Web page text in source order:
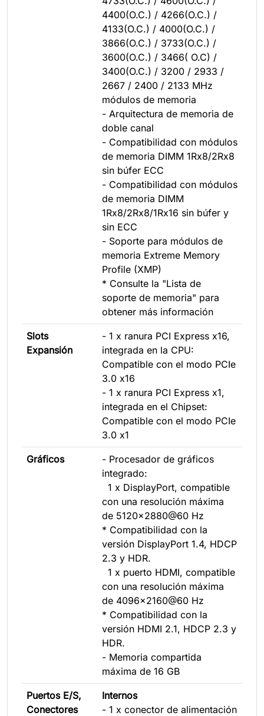
4400(O.C.) / 4266(O.C.) /
4133(O.C.) / 4000(O.C.) /
3866(O.C.) / 3733(O.C.) /
3600(O.C.) / 3466( O.C) /
3400(O.C.) / 3200 / 2933 /
2667 / 2400 / 2133 MHz
módulos de memoria
- Arquitectura de memoria de
doble canal
- Compatibilidad con módulos
de memoria DIMM 1Rx8/2Rx8
sin búfer ECC
- Compatibilidad con módulos
de memoria DIMM
1Rx8/2Rx8/1Rx16 sin búfer y
sin ECC
- Soporte para módulos de
memoria Extreme Memory
Profile (XMP)
* Consulte la "Lista de
soporte de memoria" para
obtener más información
Slots
Expansión
- 1 x ranura PCI Express x16,
integrada en la CPU:
Compatible con el modo PCIe
3.0 x16
- 1 x ranura PCI Express x1,
integrada en el Chipset:
Compatible con el modo PCIe
3.0 x1
Gráficos
- Procesador de gráficos
integrado:
1 x DisplayPort, compatible
con una resolución máxima
de 5120x2880@60 Hz
* Compatibilidad con la
versión DisplayPort 1.4, HDCP
2.3 y HDR.
1 x puerto HDMI, compatible
con una resolución máxima
de 4096x2160@60 Hz
* Compatibilidad con la
versión HDMI 2.1, HDCP 2.3 y
HDR.
- Memoria compartida
máxima de 16 GB
Puertos E/S,
Conectores
Internos
- 1 x conector de alimentación